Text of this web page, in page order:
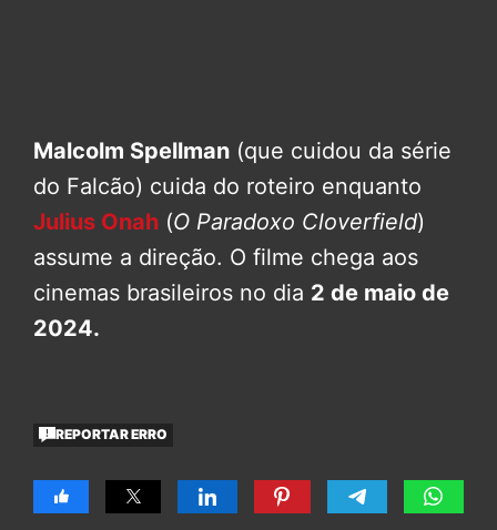
Malcolm Spellman (que cuidou da série
do Falcão) cuida do roteiro enquanto
Julius Onah (O Paradoxo Cloverfield)
assume a direção. O filme chega aos
cinemas brasileiros no dia 2 de maio de
2024.
REPORTAR ERRO